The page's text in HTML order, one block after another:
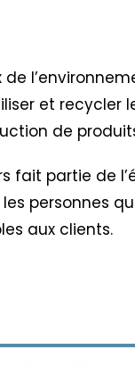
et recycler
de
fait partie de
les personnes
aux clients.